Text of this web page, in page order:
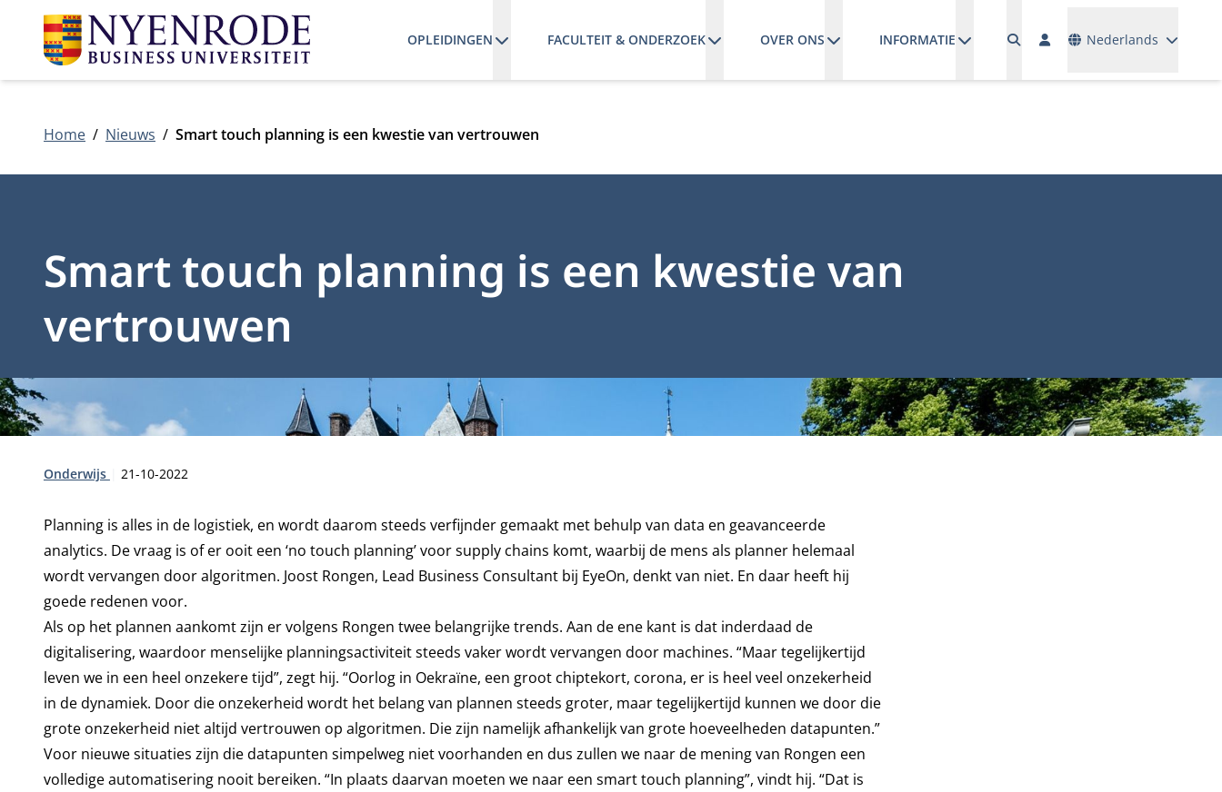
OPLEIDINGEN FACULTEIT & ONDERZOEK OVER ONS INFORMATIE Nederlands
Home Nieuws Smart touch planning is een kwestie van vertrouwen
Smart touch planning is een kwestie van
vertrouwen
Type:
Onderwijs Publicatiedatum:
21-10-2022
Planning is alles in de logistiek, en wordt daarom steeds verfijnder gemaakt met behulp van data en geavanceerde
analytics. De vraag is of er ooit een ‘no touch planning’ voor supply chains komt, waarbij de mens als planner helemaal
wordt vervangen door algoritmen. Joost Rongen, Lead Business Consultant bij EyeOn, denkt van niet. En daar heeft hij
goede redenen voor.
Als op het plannen aankomt zijn er volgens Rongen twee belangrijke trends. Aan de ene kant is dat inderdaad de
digitalisering, waardoor menselijke planningsactiviteit steeds vaker wordt vervangen door machines. “Maar tegelijkertijd
leven we in een heel onzekere tijd”, zegt hij. “Oorlog in Oekraïne, een groot chiptekort, corona, er is heel veel onzekerheid
in de dynamiek. Door die onzekerheid wordt het belang van plannen steeds groter, maar tegelijkertijd kunnen we door die
grote onzekerheid niet altijd vertrouwen op algoritmen. Die zijn namelijk afhankelijk van grote hoeveelheden datapunten.”
Voor nieuwe situaties zijn die datapunten simpelweg niet voorhanden en dus zullen we naar de mening van Rongen een
volledige automatisering nooit bereiken. “In plaats daarvan moeten we naar een smart touch planning”, vindt hij. “Dat is